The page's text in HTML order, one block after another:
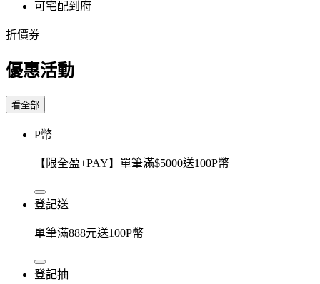
可宅配到府
折價券
優惠活動
看全部
P幣
【限全盈+PAY】單筆滿$5000送100P幣
登記送
單筆滿888元送100P幣
登記抽